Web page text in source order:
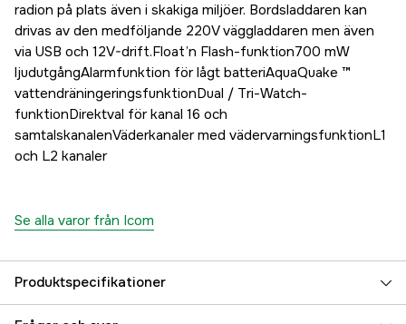
radion på plats även i skakiga miljöer. Bordsladdaren kan
drivas av den medföljande 220V väggladdaren men även
via USB och 12V-drift.Float’n Flash-funktion700 mW
ljudutgångAlarmfunktion för lågt batteriAquaQuake ™
vattendräningeringsfunktionDual / Tri-Watch-
funktionDirektval för kanal 16 och
samtalskanalenVäderkanaler med vädervarningsfunktionL1
och L2 kanaler
Se alla varor från Icom
Produktspecifikationer